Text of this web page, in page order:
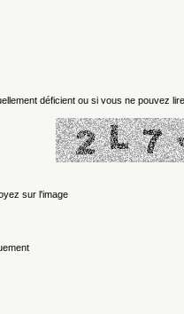
déficient ou si vous ne pouvez
sur l'image